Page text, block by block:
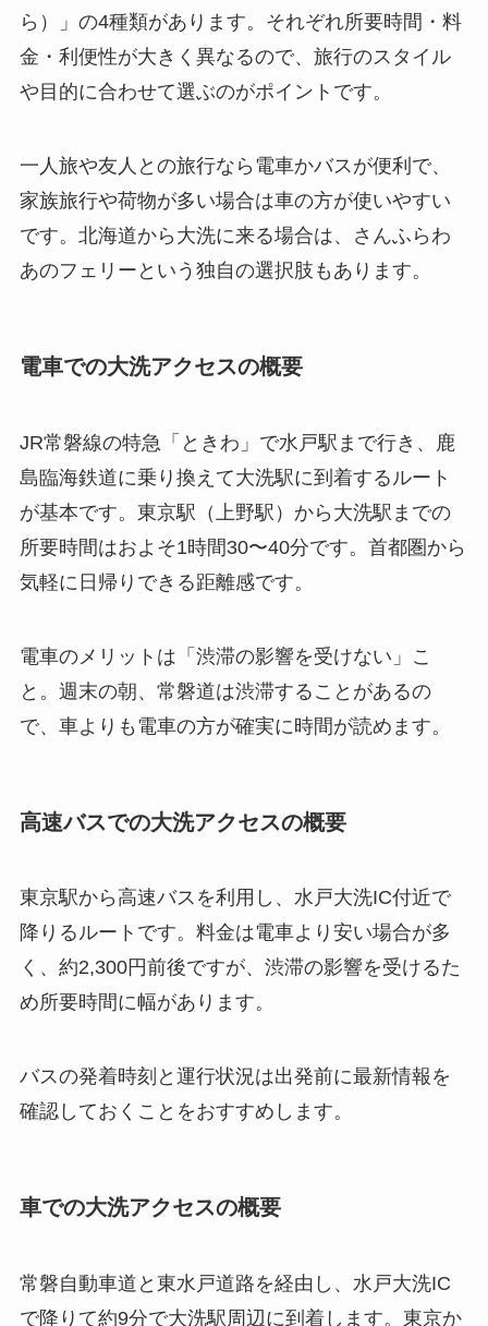
ら）」の4種類があります。それぞれ所要時間・料
金・利便性が大きく異なるので、旅行のスタイル
や目的に合わせて選ぶのがポイントです。
一人旅や友人との旅行なら電車かバスが便利で、
家族旅行や荷物が多い場合は車の方が使いやすい
です。北海道から大洗に来る場合は、さんふらわ
あのフェリーという独自の選択肢もあります。
電車での大洗アクセスの概要
JR常磐線の特急「ときわ」で水戸駅まで行き、鹿
島臨海鉄道に乗り換えて大洗駅に到着するルート
が基本です。東京駅（上野駅）から大洗駅までの
所要時間はおよそ1時間30〜40分です。首都圏から
気軽に日帰りできる距離感です。
電車のメリットは「渋滞の影響を受けない」こ
と。週末の朝、常磐道は渋滞することがあるの
で、車よりも電車の方が確実に時間が読めます。
高速バスでの大洗アクセスの概要
東京駅から高速バスを利用し、水戸大洗IC付近で
降りるルートです。料金は電車より安い場合が多
く、約2,300円前後ですが、渋滞の影響を受けるた
め所要時間に幅があります。
バスの発着時刻と運行状況は出発前に最新情報を
確認しておくことをおすすめします。
車での大洗アクセスの概要
常磐自動車道と東水戸道路を経由し、水戸大洗IC
で降りて約9分で大洗駅周辺に到着します。東京か